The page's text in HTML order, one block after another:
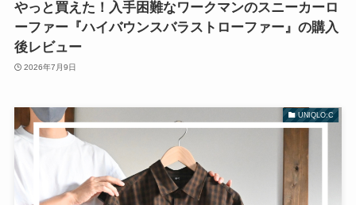
やっと買えた！入手困難なワークマンのスニーカーロ
ーファー『ハイバウンスバラストローファー』の購入
後レビュー
2026年7月9日
UNIQLO:C